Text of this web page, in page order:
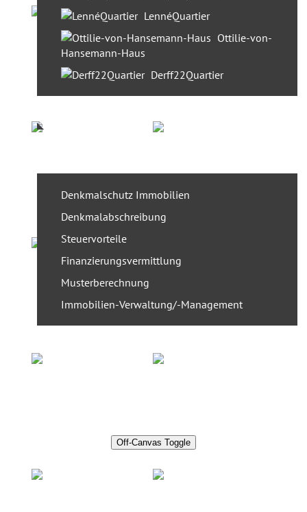
LennéQuartier
Ottilie-von-
Hansemann-Haus
Derff22Quartier
Denkmalschutz Immobilien
Denkmalabschreibung
Steuervorteile
Finanzierungsvermittlung
Musterberechnung
Immobilien-Verwaltung/-Management
Off-Canvas Toggle